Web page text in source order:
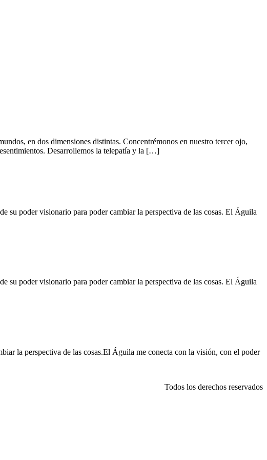
en dos dimensiones distintas. Concentrémonos en nuestro tercer ojo,
Desarrollemos la telepatía y la […]
su poder visionario para poder cambiar la perspectiva de las cosas. El Águila
su poder visionario para poder cambiar la perspectiva de las cosas. El Águila
la perspectiva de las cosas.El Águila me conecta con la visión, con el poder
Todos los derechos reservados